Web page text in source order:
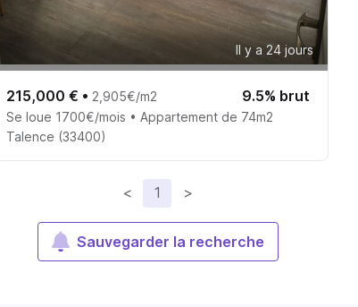
Il y a 24 jours
215,000 € • 2,905€/m2 9.5% brut
Se loue 1700€/mois • Appartement de 74m2
Talence (33400)
< 1 >
Sauvegarder la recherche